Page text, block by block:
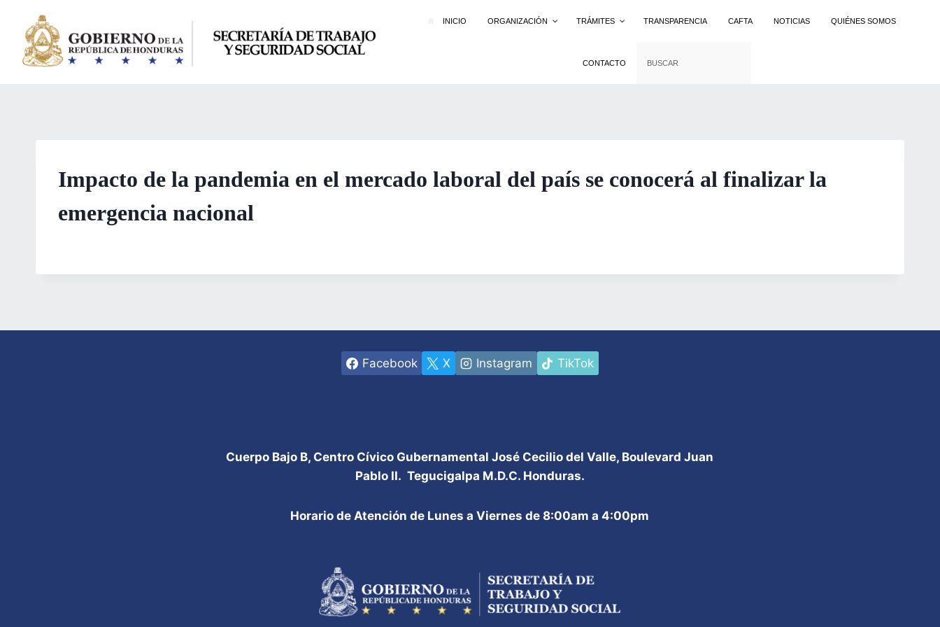
contenido
INICIO ORGANIZACIÓN TRÁMITES TRANSPARENCIA CAFTA NOTICIAS QUIÉNES SOMOS
CONTACTO
Impacto de la pandemia en el mercado laboral del país se conocerá al finalizar la
emergencia nacional
Facebook X Instagram TikTok
Cuerpo Bajo B, Centro Cívico Gubernamental José Cecilio del Valle, Boulevard Juan
Pablo II. Tegucigalpa M.D.C. Honduras.
Horario de Atención de Lunes a Viernes de 8:00am a 4:00pm